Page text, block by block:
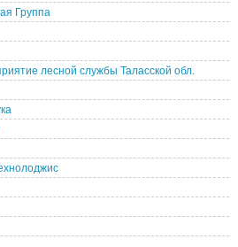
Группа
лесной службы Таласской обл.